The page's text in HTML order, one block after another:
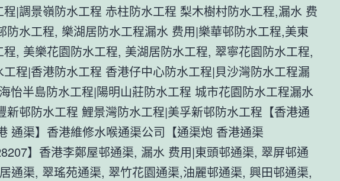
程|調景嶺防水工程 赤柱防水工程 梨木樹村防水工程,漏水 费
防水工程, 樂湖居防水工程漏水 费用|樂華邨防水工程,美東
程, 美樂花園防水工程, 美湖居防水工程, 翠寧花園防水工程,
工程|香港防水工程 香港仔中心防水工程|貝沙灣防水工程漏
怡半島防水工程|陽明山莊防水工程 城市花園防水工程漏水
新邨防水工程 鯉景灣防水工程|美孚新邨防水工程【香港通
通渠】香港維修水喉通渠公司【通渠炮 香港通渠
】香港李鄭屋邨通渠, 漏水 费用|東頭邨通渠, 翠屏邨通
通渠, 翠瑤苑通渠, 翠竹花園通渠,油麗邨通渠, 興田邨通渠,